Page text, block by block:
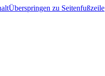
Überspringen zu Seitenfußzeile